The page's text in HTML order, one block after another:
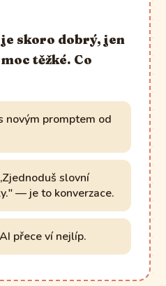
skoro dobrý, jen
těžké. Co
novým promptem od
slovní
— je to konverzace.
přece ví nejlíp.